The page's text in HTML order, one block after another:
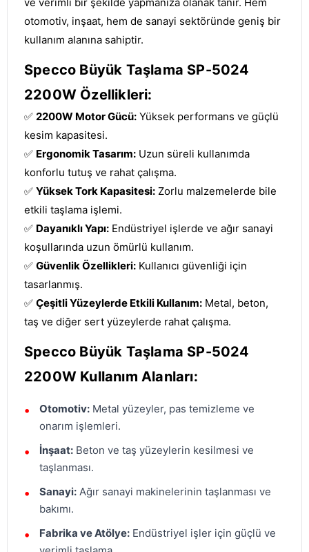
otomotiv, inşaat, hem de sanayi sektöründe geniş bir
kullanım alanına sahiptir.
Specco Büyük Taşlama SP-5024
2200W Özellikleri:
✅ 2200W Motor Gücü: Yüksek performans ve güçlü
kesim kapasitesi.
✅ Ergonomik Tasarım: Uzun süreli kullanımda
konforlu tutuş ve rahat çalışma.
✅ Yüksek Tork Kapasitesi: Zorlu malzemelerde bile
etkili taşlama işlemi.
✅ Dayanıklı Yapı: Endüstriyel işlerde ve ağır sanayi
koşullarında uzun ömürlü kullanım.
✅ Güvenlik Özellikleri: Kullanıcı güvenliği için
tasarlanmış.
✅ Çeşitli Yüzeylerde Etkili Kullanım: Metal, beton,
taş ve diğer sert yüzeylerde rahat çalışma.
Specco Büyük Taşlama SP-5024
2200W Kullanım Alanları:
Otomotiv: Metal yüzeyler, pas temizleme ve
onarım işlemleri.
İnşaat: Beton ve taş yüzeylerin kesilmesi ve
taşlanması.
Sanayi: Ağır sanayi makinelerinin taşlanması ve
bakımı.
Fabrika ve Atölye: Endüstriyel işler için güçlü ve